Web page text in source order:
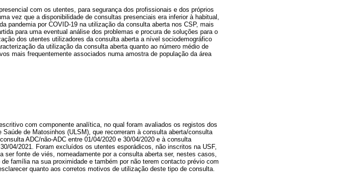
com os utentes, para segurança dos profissionais e dos próprios
vez que a disponibilidade de consultas presenciais era inferior à habitual,
pandemia por COVID-19 na utilização da consulta aberta nos CSP, mais
para uma eventual análise dos problemas e procura de soluções para o
dos utentes utilizadores da consulta aberta a nível sociodemográfico
da utilização da consulta aberta quanto ao número médio de
mais frequentemente associados numa amostra de população da área
com componente analítica, no qual foram avaliados os registos dos
de Matosinhos (ULSM), que recorreram à consulta aberta/consulta
ADC/não-ADC entre 01/04/2020 e 30/04/2020 e à consulta
04/2021. Foram excluídos os utentes esporádicos, não inscritos na USF,
fonte de viés, nomeadamente por a consulta aberta ser, nestes casos,
família na sua proximidade e também por não terem contacto prévio com
quanto aos corretos motivos de utilização deste tipo de consulta.